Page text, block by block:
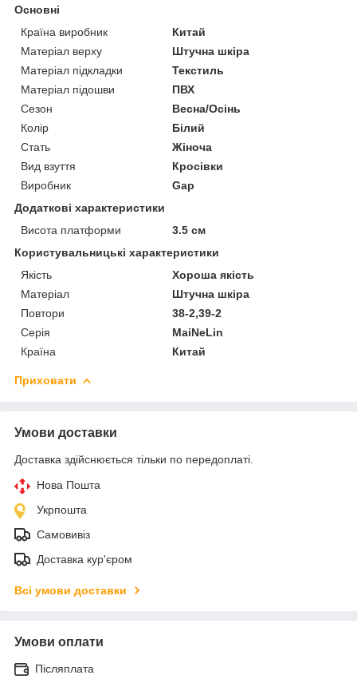
Основні
Країна виробник
Китай
Матеріал верху
Штучна шкіра
Матеріал підкладки
Текстиль
Матеріал підошви
ПВХ
Сезон
Весна/Осінь
Колір
Білий
Стать
Жіноча
Вид взуття
Кросівки
Виробник
Gap
Додаткові характеристики
Висота платформи
3.5 см
Користувальницькі характеристики
Якість
Хороша якість
Матеріал
Штучна шкіра
Повтори
38-2,39-2
Серія
MaiNeLin
Країна
Китай
Приховати
Умови доставки
Доставка здійснюється тільки по передоплаті.
Нова Пошта
Укрпошта
Самовивіз
Доставка кур'єром
Всі умови доставки
Умови оплати
Післяплата